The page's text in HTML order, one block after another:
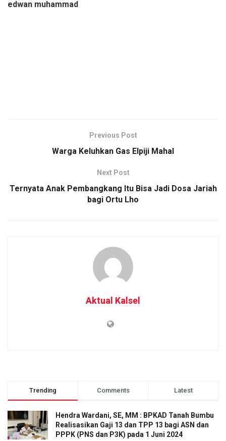
edwan muhammad
Previous Post
Warga Keluhkan Gas Elpiji Mahal
Next Post
Ternyata Anak Pembangkang Itu Bisa Jadi Dosa Jariah
bagi Ortu Lho
Aktual Kalsel
Trending Comments Latest
Hendra Wardani, SE, MM : BPKAD Tanah Bumbu
Realisasikan Gaji 13 dan TPP 13 bagi ASN dan
PPPK (PNS dan P3K) pada 1 Juni 2024